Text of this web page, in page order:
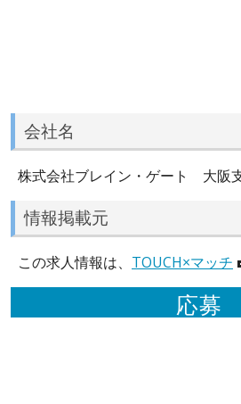
会社名
株式会社ブレイン・ゲート 大阪
情報掲載元
この求人情報は、 TOUCH×マッチ
応募